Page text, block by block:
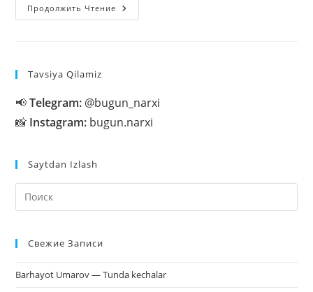
Продолжить Чтение Telefonda
Ham
Tavsiya Qilamiz
📢Telegram: @bugun_narxi
📸 Instagram: bugun.narxi
Saytdan Izlash
Свежие Записи
Barhayot Umarov — Tunda kechalar